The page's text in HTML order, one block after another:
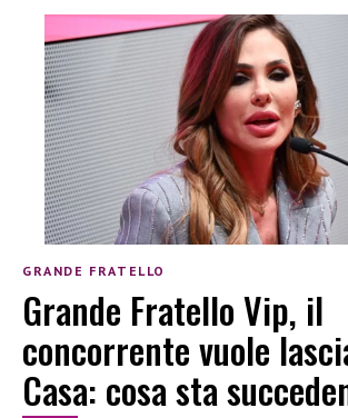
GRANDE FRATELLO
Grande Fratello Vip, il
concorrente vuole
Casa: cosa sta